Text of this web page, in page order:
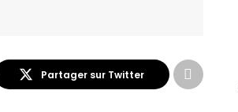
Partager sur Twitter